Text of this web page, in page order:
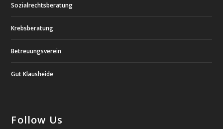
Sozialrechtsberatung
Krebsberatung
Betreuungsverein
Gut Klausheide
Follow Us